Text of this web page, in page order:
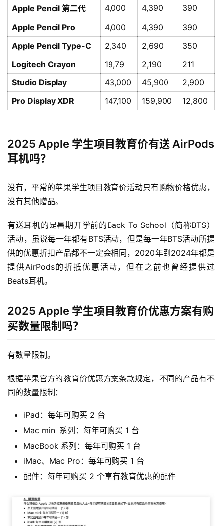
Apple Pencil 第二代 4,000 4,390
390
Apple Pencil Pro
4,000 4,390
390
Apple Pencil Type-C
2,340 2,690
350
Logitech Crayon
19,79 2,190
211
Studio Display
43,000 45,900
2,900
Pro Display XDR
147,100 159,900 12,800
2025 Apple 学生项目教育价有送 AirPods
耳机吗？
没有，平常的苹果学生项目教育价活动只有购物价格优惠，
没有其他赠品。
有送耳机的是暑期开学前的Back To School（简称BTS）
活动，虽说每一年都有BTS活动，但是每一年BTS活动所提
供的优惠折扣产品都不一定会相同，2020年到2024年都是
提供AirPods的折抵优惠活动，但在之前也曾经提供过
Beats耳机。
2025 Apple 学生项目教育价优惠方案有购
买数量限制吗？
有数量限制。
根据苹果官方的教育价优惠方案条款规定，不同的产品有不
同的数量限制：
iPad：每年可购买 2 台
Mac mini 系列：每年可购买 1 台
MacBook 系列：每年可购买 1 台
iMac、Mac Pro：每年可购买 1 台
配件：每年可购买 2 个享有教育优惠的配件